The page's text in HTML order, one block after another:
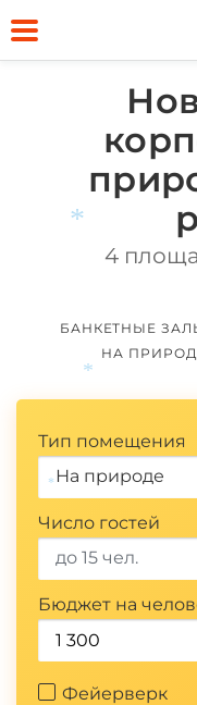
4
БАНКЕТНЫЕ
НА
Тип помещения
На природе
Число гостей
до 15 чел.
Бюджет на
Фейерверк
*
*